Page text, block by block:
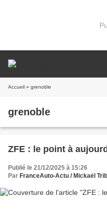
Accueil » grenoble
grenoble
ZFE : le point à
Publié le 21/12/2025 à 15:26
Par FranceAuto-Actu / Mickaël